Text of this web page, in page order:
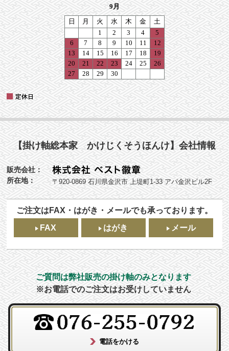
【掛け軸総本家 かけじくそうほんけ】会社情報
販売会社：
所在地：
〒920-0869 石川県金沢市 上堤町1-33 アパ金沢ビル2F
ご注文はFAX・はがき・メールでも承っております。
FAX
はがき メール
ご質問は弊社販売の掛け軸のみとなります
※お電話でのご注文はお受けしていません